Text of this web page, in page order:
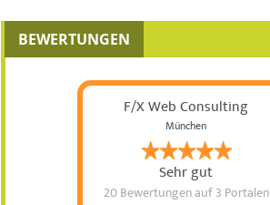
BEWERTUNGEN
F/X Web Consulting
München
Sehr gut
20 Bewertungenauf 3 Portalen